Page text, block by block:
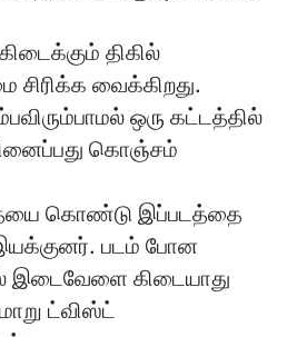
திகில்
வைக்கிறது.
ஒரு கட்டத்தில்
கொஞ்சம்
கொண்டு இப்படத்தை
இயக்குனர். படம் போன
இடைவேளை கிடையாது
ட்விஸ்ட்